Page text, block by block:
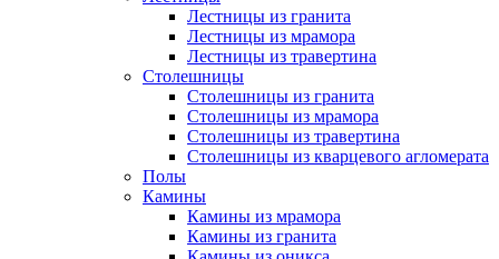
Лестницы из гранита
Лестницы из мрамора
Лестницы из травертина
Столешницы
Столешницы из гранита
Столешницы из мрамора
Столешницы из травертина
Столешницы из кварцевого агломерата
Полы
Камины
Камины из мрамора
Камины из гранита